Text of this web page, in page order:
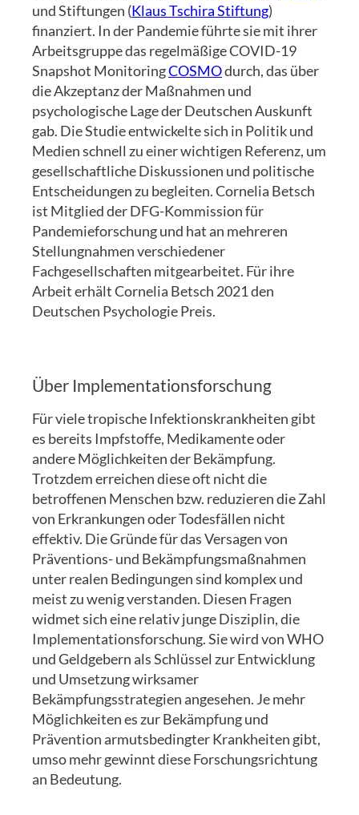
und Stiftungen (Klaus Tschira Stiftung)
finanziert. In der Pandemie führte sie mit ihrer
Arbeitsgruppe das regelmäßige COVID-19
Snapshot MonitoringCOSMOdurch, das über
die Akzeptanz der Maßnahmen und
psychologische Lage der Deutschen Auskunft
gab. Die Studie entwickelte sich in Politik und
Medien schnell zu einer wichtigen Referenz, um
gesellschaftliche Diskussionen und politische
Entscheidungen zu begleiten. Cornelia Betsch
ist Mitglied der DFG-Kommission für
Pandemieforschung und hat an mehreren
Stellungnahmen verschiedener
Fachgesellschaften mitgearbeitet. Für ihre
Arbeit erhält Cornelia Betsch 2021 den
Deutschen Psychologie Preis.
Über Implementationsforschung
Für viele tropische Infektionskrankheiten gibt
es bereits Impfstoffe, Medikamente oder
andere Möglichkeiten der Bekämpfung.
Trotzdem erreichen diese oft nicht die
betroffenen Menschen bzw. reduzieren die Zahl
von Erkrankungen oder Todesfällen nicht
effektiv. Die Gründe für das Versagen von
Präventions- und Bekämpfungsmaßnahmen
unter realen Bedingungen sind komplex und
meist zu wenig verstanden. Diesen Fragen
widmet sich eine relativ junge Disziplin, die
Implementationsforschung. Sie wird von WHO
und Geldgebern als Schlüssel zur Entwicklung
und Umsetzung wirksamer
Bekämpfungsstrategien angesehen. Je mehr
Möglichkeiten es zur Bekämpfung und
Prävention armutsbedingter Krankheiten gibt,
umso mehr gewinnt diese Forschungsrichtung
an Bedeutung.